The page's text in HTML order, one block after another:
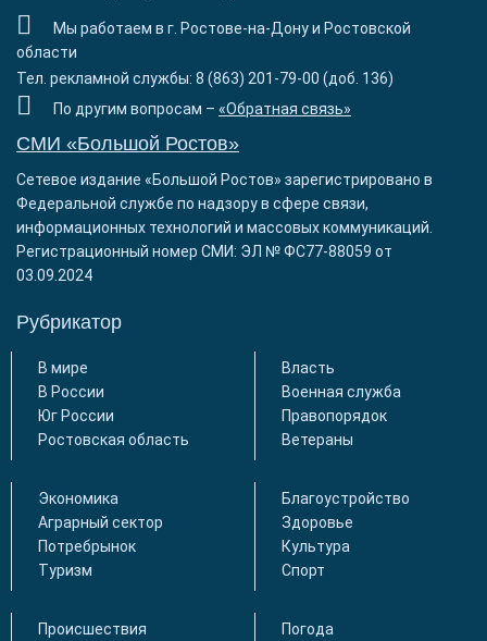
Мы работаем в г. Ростове-на-Дону и Ростовской
области
Тел. рекламной службы: 8 (863) 201-79-00 (доб. 136)
По другим вопросам – «Обратная связь»
СМИ «Большой Ростов»
Сетевое издание «Большой Ростов» зарегистрировано в
Федеральной службе по надзору в сфере связи,
информационных технологий и массовых коммуникаций.
Регистрационный номер СМИ: ЭЛ № ФС77-88059 от
03.09.2024
Рубрикатор
В мире
В России
Юг России
Ростовская область
Власть
Военная служба
Правопорядок
Ветераны
Экономика
Аграрный сектор
Потребрынок
Туризм
Благоустройство
Здоровье
Культура
Спорт
Происшествия
Погода